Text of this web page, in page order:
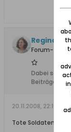
Regina,
Forum-
Dabei seit:
Beiträge:
235
20.11.2008, 22:10
Tote Soldaten